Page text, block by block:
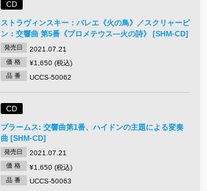
CD
ストラヴィンスキー：バレエ《火の鳥》／スクリャービ
ン：交響曲 第5番《プロメテウス―火の詩》 [SHM-CD]
発売日 2021.07.21
価 格 ¥1,650 (税込)
品 番 UCCS-50062
CD
ブラームス: 交響曲第1番、ハイドンの主題による変奏
曲 [SHM-CD]
発売日 2021.07.21
価 格 ¥1,650 (税込)
品 番 UCCS-50063